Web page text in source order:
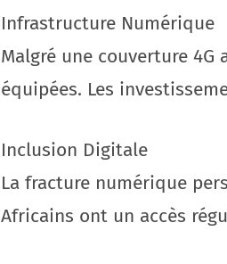
Infrastructure Numérique
Malgré une couverture
équipées. Les
Inclusion Digitale
La fracture numérique
Africains ont un accès